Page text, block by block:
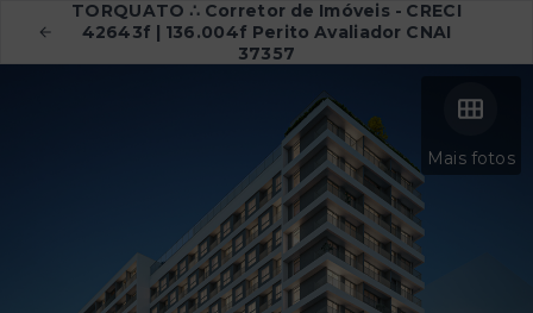
TORQUATO ∴ Corretor de Imóveis - CRECI
42643f | 136.004f Perito Avaliador CNAI
37357
Mais fotos